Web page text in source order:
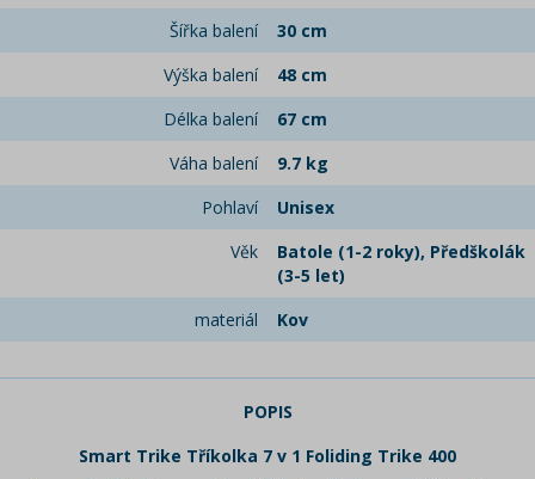
Šířka balení
30 cm
Výška balení
48 cm
Délka balení
67 cm
Váha balení
9.7 kg
Pohlaví
Unisex
Věk
Batole (1-2 roky), Předškolák
(3-5 let)
materiál
Kov
POPIS
Smart Trike Tříkolka 7 v 1 Foliding Trike 400